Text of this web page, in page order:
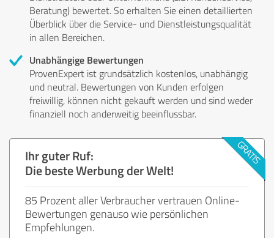
Beratung) bewertet. So erhalten Sie einen detaillierten
Überblick über die Service- und Dienstleistungsqualität
in allen Bereichen.
Unabhängige Bewertungen
ProvenExpert ist grundsätzlich kostenlos, unabhängig
und neutral. Bewertungen von Kunden erfolgen
freiwillig, können nicht gekauft werden und sind weder
finanziell noch anderweitig beeinflussbar.
Ihr guter Ruf:
Die beste Werbung der Welt!
85 Prozent aller Verbraucher vertrauen Online-
Bewertungen genauso wie persönlichen
Empfehlungen.